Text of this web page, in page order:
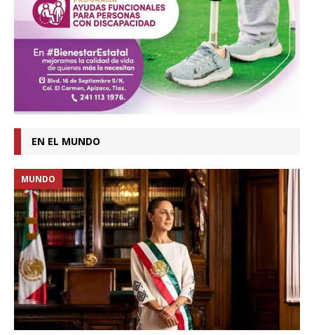
EN EL MUNDO
MUNDO